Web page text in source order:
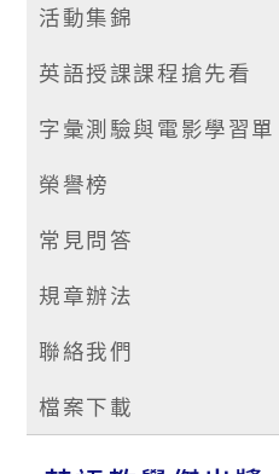
活動集錦
英語授課課程搶先看
字彙測驗與電影學習單
榮譽榜
常見問答
規章辦法
聯絡我們
檔案下載